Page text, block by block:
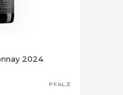
2024
PFALZ